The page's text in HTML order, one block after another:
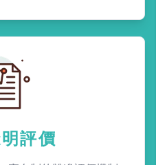
評價